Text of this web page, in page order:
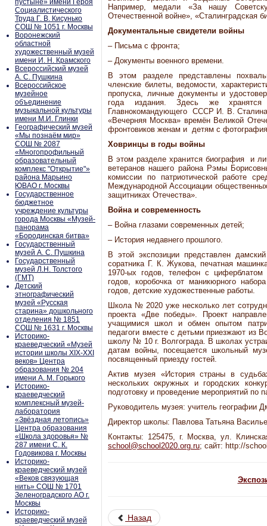
пустыне» имени Героя
Социалистического
Труда Г. В. Кисунько
СОШ № 1051 г. Москвы
Воронежский
областной
художественный музей
имени И. Н. Крамского
Всероссийский музей
А. С. Пушкина
Всероссийское
музейное
объединение
музыкальной культуры
имени М.И. Глинки
Географический музей
«Мы познаём мир»
СОШ № 2087
«Многопрофильный
образовательный
комплекс "Открытие"»
района Марьино
ЮВАО г. Москвы
Государственное
бюджетное
учреждение культуры
города Москвы «Музей-
панорама
«Бородинская битва»
Государственный
музей А. С. Пушкина
Государственный
музей Л.Н. Толстого
(ГМТ)
Детский
этнографический
музей «Русская
старина» дошкольного
отделения № 1851
СОШ № 1631 г. Москвы
Историко-
краеведческий «Музей
истории школы XIX-XXI
веков» Центра
образования № 204
имени А. М. Горького
Историко-
краеведческий
комплексный музей-
лаборатория
«Звёздная летопись»
Центра образования
«Школа здоровья» №
287 имени С. К.
Годовикова г. Москвы
Историко-
краеведческий музей
«Веков связующая
нить» СОШ № 1701
Зеленоградского АО г.
Москвы
Историко-
краеведческий музей
Например, медали «За нашу
Отечественной войне», «Сталинградская
Документальные свидетели войны
– Письма с фронта;
– Документы военного времени.
В этом разделе представлены
членские билеты, ведомости,
пропуска, личные документы и
года издания. Здесь же хранятся
Главнокомандующего СССР И. В.
«Вечерняя Москва» времён Великой
фронтовиков женам и детям с
Ховринцы в годы войны
В этом разделе хранится биография и
ветеранов нашего района Рэмы
комиссии по патриотической работе
Международной Ассоциации
защитниках Отечества».
Война и современность
– Война глазами современных детей;
– История недавнего прошлого.
В этой экспозиции представлен
соратника Г. К. Жукова, печатная
1970-ых годов, телефон с циферблатом
годов, коробочка от маникюрного
годов, детские художественные работы.
Школа № 2020 уже несколько лет
проекта «Две победы». Проект
учащимися школ и обмен опытом
педагоги вместе с детьми приезжают из
школу № 10 г. Волгограда. В школах
датам войны, посещается школьный
посвященный приезду гостей.
Актив музея «История страны в
нескольких окружных и городских
подготовку и проведение мероприятий по
Руководитель музея: учитель географии
Директор школы: Павлова Татьяна
Контакты: 125475, г. Москва, ул.
school@school2020.org.ru; сайт: http://
Назад